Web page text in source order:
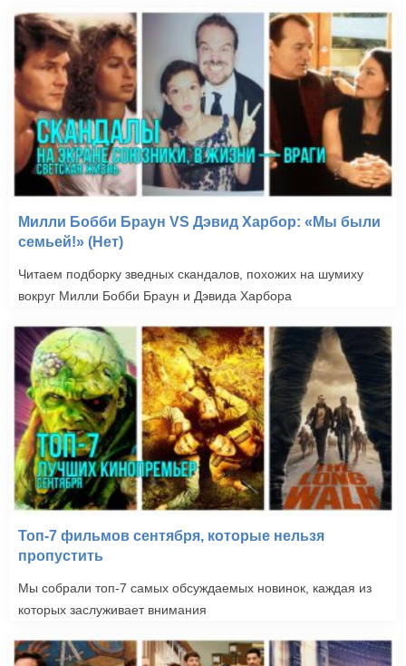
Милли Бобби Браун VS Дэвид Харбор: «Мы были
семьей!» (Нет)
Читаем подборку зведных скандалов, похожих на шумиху
вокруг Милли Бобби Браун и Дэвида Харбора
Топ-7 фильмов сентября, которые нельзя
пропустить
Мы собрали топ-7 самых обсуждаемых новинок, каждая из
которых заслуживает внимания